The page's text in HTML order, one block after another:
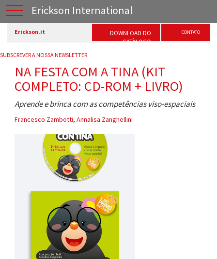
Erickson International
Erickson.it
DOWNLOAD DO
CATÀLOGO
CONTATO
SUBSCREVER A NOSSA NEWSLETTER
NA FESTA COM A TINA (KIT
COMPLETO: CD-ROM + LIVRO)
Aprende e brinca com as competências viso-espaciais
Francesco Zambotti, Annalisa Zanghellini